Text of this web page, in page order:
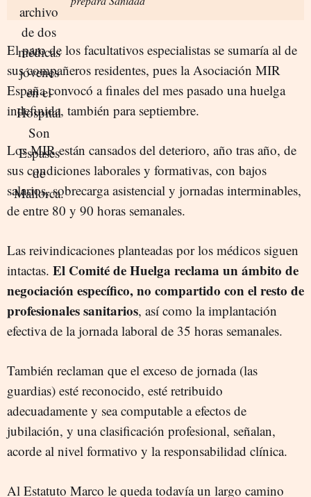
El paro de los facultativos especialistas se sumaría al de
sus compañeros residentes, pues la Asociación MIR
España convocó a finales del mes pasado una huelga
indefinida, también para septiembre.
Los MIR están cansados del deterioro, año tras año, de
sus condiciones laborales y formativas, con bajos
salarios, sobrecarga asistencial y jornadas interminables,
de entre 80 y 90 horas semanales.
Las reivindicaciones planteadas por los médicos siguen
intactas. El Comité de Huelga reclama un ámbito de
negociación específico, no compartido con el resto de
profesionales sanitarios, así como la implantación
efectiva de la jornada laboral de 35 horas semanales.
También reclaman que el exceso de jornada (las
guardias) esté reconocido, esté retribuido
adecuadamente y sea computable a efectos de
jubilación, y una clasificación profesional, señalan,
acorde al nivel formativo y la responsabilidad clínica.
Al Estatuto Marco le queda todavía un largo camino